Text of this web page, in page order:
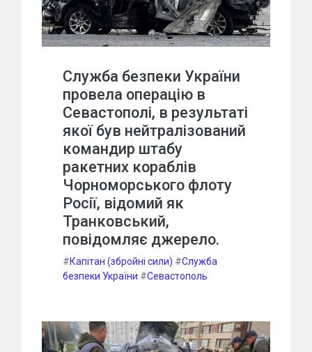
Служба безпеки України
провела операцію в
Севастополі, в результаті
якої був нейтралізований
командир штабу
ракетних кораблів
Чорноморського флоту
Росії, відомий як
Транковський,
повідомляє джерело.
#Капітан (збройні сили) #Служба
безпеки України #Севастополь